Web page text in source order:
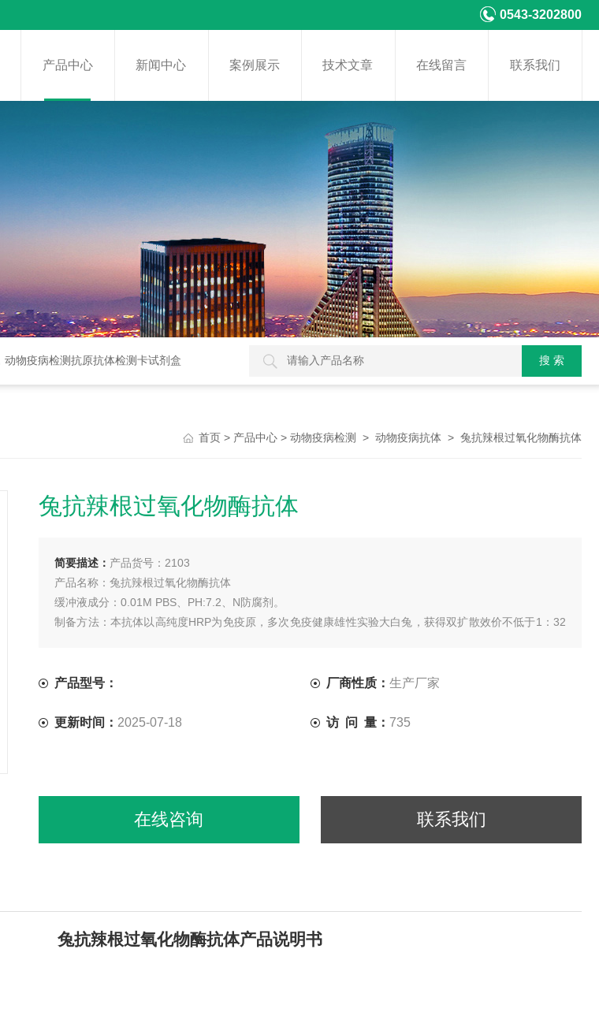
0543-3202800
产品中心 新闻中心 案例展示 技术文章 在线留言 联系我们
物疫病检测抗原抗体检测卡试剂盒
首页 > 产品中心 > 动物疫病检测 > 动物疫病抗体 > 兔抗辣根过氧化物酶抗体
兔抗辣根过氧化物酶抗体
简要描述： 产品货号：2103
产品名称：兔抗辣根过氧化物酶抗体
缓冲液成分：0.01M PBS、PH:7.2、N防腐剂。
制备方法：本抗体以高纯度HRP为免疫原，多次免疫健康雄性实验大白兔，获得双扩散效价不低于1：32
产品纯度：以抗体计不低于90%。
有效期限：3-5年
产品型号： 厂商性质： 生产厂家
更新时间： 2025-07-18 访 问 量： 735
在线咨询 联系我们
兔抗辣根过氧化物酶抗体产品说明书